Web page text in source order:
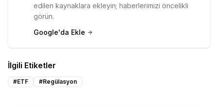
edilen kaynaklara ekleyin; haberlerimizi öncelikli
görün.
Google'da Ekle
İlgili Etiketler
#ETF #Regülasyon